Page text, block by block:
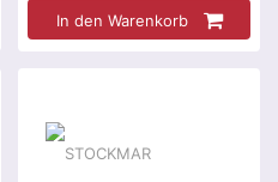
In den Warenkorb